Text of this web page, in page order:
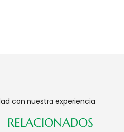
con nuestra experiencia
RELACIONADOS